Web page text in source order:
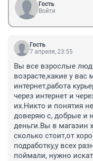
Гость
Войти
Гость
7 апреля, 23:55
Вы все взрослые
возрасте,какие у вас
интернет,работа
через интернет и
их.Никто и понятия
доверяю с, добрые и
деньги.Вы в магазин
сколько стоит,от
подработку,у всех
поймали, нужно